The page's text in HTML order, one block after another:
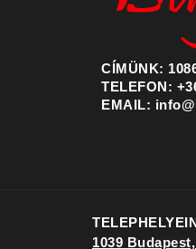
CÍMÜNK:
TELEFON:
EMAIL:
1039